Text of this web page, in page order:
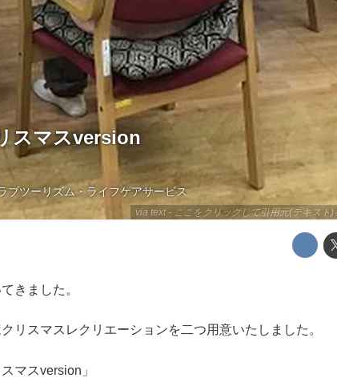
via text - ここをクリックして引用元(テキスト
スマスversion
ブツーリズム・ライフケアサービス
きました。
リスマスレクリエーションを二つ用意いたしました。
マスversion」